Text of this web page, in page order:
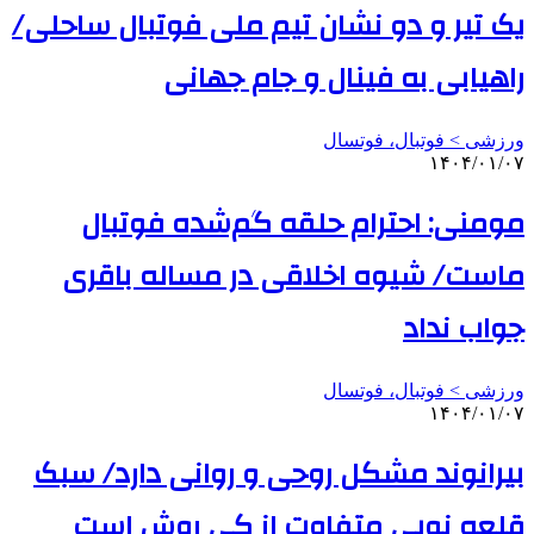
یک تیر و دو نشان تیم ملی فوتبال ساحلی/
راهیابی به فینال و جام جهانی
ورزشی > فوتبال، فوتسال
۱۴۰۴/۰۱/۰۷
مومنی: احترام حلقه گم‌شده فوتبال
ماست/ شیوه اخلاقی در مساله باقری
جواب نداد
ورزشی > فوتبال، فوتسال
۱۴۰۴/۰۱/۰۷
بیرانوند مشکل روحی و روانی دارد/ سبک